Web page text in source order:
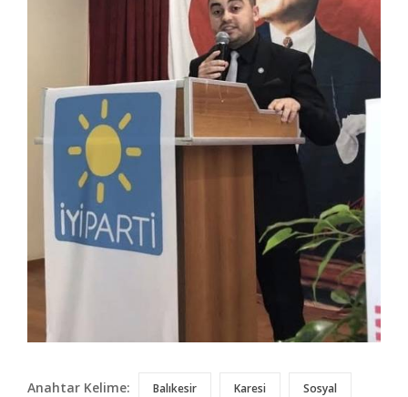
Anahtar Kelime: Balıkesir Karesi Sosyal